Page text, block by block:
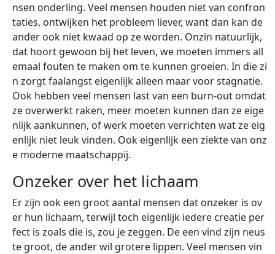
nsen onderling. Veel mensen houden niet van confron
taties, ontwijken het probleem liever, want dan kan de
ander ook niet kwaad op ze worden. Onzin natuurlijk,
dat hoort gewoon bij het leven, we moeten immers all
emaal fouten te maken om te kunnen groeien. In die zi
n zorgt faalangst eigenlijk alleen maar voor stagnatie.
Ook hebben veel mensen last van een burn-out omdat
ze overwerkt raken, meer moeten kunnen dan ze eige
nlijk aankunnen, of werk moeten verrichten wat ze eig
enlijk niet leuk vinden. Ook eigenlijk een ziekte van onz
e moderne maatschappij.
Onzeker over het lichaam
Er zijn ook een groot aantal mensen dat onzeker is ov
er hun lichaam, terwijl toch eigenlijk iedere creatie per
fect is zoals die is, zou je zeggen. De een vind zijn neus
te groot, de ander wil grotere lippen. Veel mensen vin